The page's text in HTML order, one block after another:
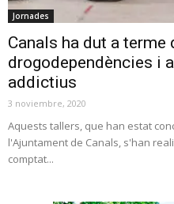
Jornades
Canals ha dut a
drogodependències i
addictius
3 noviembre, 2020
Aquests tallers, que han estat
l'Ajuntament de Canals, s'han
comptat...